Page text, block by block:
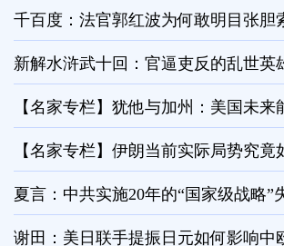
千百度：法官郭红波为何敢明目张胆
新解水浒武十回：官逼吏反的乱世英
【名家专栏】犹他与加州：美国未来
【名家专栏】伊朗当前实际局势究竟
夏言：中共实施20年的“国家级战略”
谢田：美日联手提振日元如何影响中